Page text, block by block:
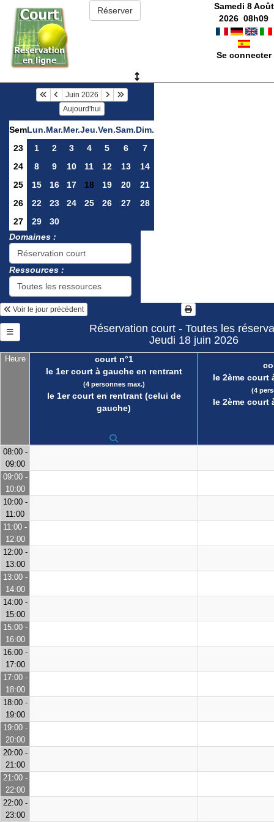
Samedi 8 Août
2026 08h09
Se connecter
Juin 2026
Aujourd'hui
SemLun.Mar.Mer.Jeu.Ven.Sam.Dim.
23
1 2 3 4 5 6
7
24
8 9 10 11 12 13
14
25
15 16 17 18 19 20
21
26
22 23 24 25 26 27
28
27
29
30
Domaines :
Ressources :
Voir le jour précédent
Réservation court - Toutes les
Jeudi 18 juin 2026
Heure
court n°1
le 1er court à gauche en rentrant
(4 personnes max.)
le 1er court en rentrant (celui de
gauche)
le 2ème court
(4
le 2ème court
08:00 -
09:00
09:00 -
10:00
10:00 -
11:00
11:00 -
12:00
12:00 -
13:00
13:00 -
14:00
14:00 -
15:00
15:00 -
16:00
16:00 -
17:00
17:00 -
18:00
18:00 -
19:00
19:00 -
20:00
20:00 -
21:00
21:00 -
22:00
22:00 -
23:00